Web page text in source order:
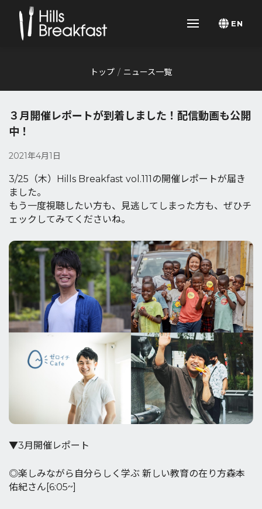
EN
トップ ニュース一覧
３月開催レポートが到着しました！配信動画も公開
中！
2021年4月1日
3/25（木）Hills Breakfast vol.111の開催レポートが届き
ました。
もう一度視聴したい方も、見逃してしまった方も、ぜひチ
ェックしてみてくださいね。
▼3月開催レポート
◎楽しみながら自分らしく学ぶ 新しい教育の在り方――森本
佑紀さん[6:05~]